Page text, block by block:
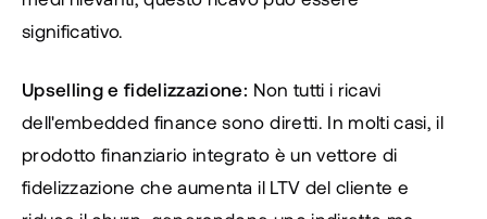
significativo.
Upselling e fidelizzazione: Non tutti i ricavi
dell'embedded finance sono diretti. In molti casi, il
prodotto finanziario integrato è un vettore di
fidelizzazione che aumenta il LTV del cliente e